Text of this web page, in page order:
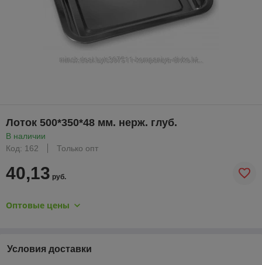
Лоток 500*350*48 мм. нерж. глуб.
В наличии
Код: 162
Только опт
40,13 руб.
Оптовые цены
Условия доставки